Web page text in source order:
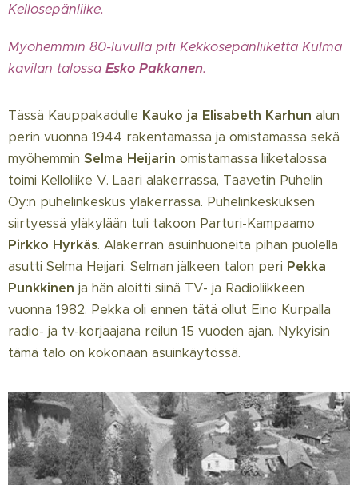
Kellosepänliike.
Myohemmin 80-luvulla piti Kekkosepänliikettä Kulma
kavilan talossa Esko Pakkanen.
Tässä Kauppakadulle Kauko ja Elisabeth Karhun alun
perin vuonna 1944 rakentamassa ja omistamassa sekä
myöhemmin Selma Heijarin omistamassa liiketalossa
toimi Kelloliike V. Laari alakerrassa, Taavetin Puhelin
Oy:n puhelinkeskus yläkerrassa. Puhelinkeskuksen
siirtyessä yläkylään tuli takoon Parturi-Kampaamo
Pirkko Hyrkäs. Alakerran asuinhuoneita pihan puolella
asutti Selma Heijari. Selman jälkeen talon peri Pekka
Punkkinen ja hän aloitti siinä TV- ja Radioliikkeen
vuonna 1982. Pekka oli ennen tätä ollut Eino Kurpalla
radio- ja tv-korjaajana reilun 15 vuoden ajan. Nykyisin
tämä talo on kokonaan asuinkäytössä.